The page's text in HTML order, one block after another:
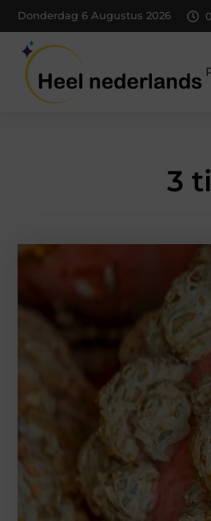
Donderdag 6 Augustus 2026
3